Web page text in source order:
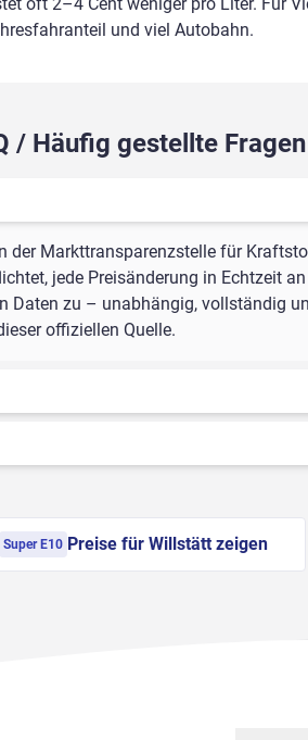
und viel Autobahn.
/ Häufig gestellte Fragen
der Markttransparenzstelle für
jede Preisänderung in Echtzeit
Daten zu – unabhängig, vollständig
offiziellen Quelle.
Super E10 Preise für Willstätt zeigen